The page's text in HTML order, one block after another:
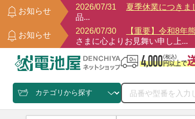
お知らせ
2026/07/31 夏季休業につきま
品...
お知らせ
2026/07/30 【重要】令和8年
さまに心よりお見舞い申し上...